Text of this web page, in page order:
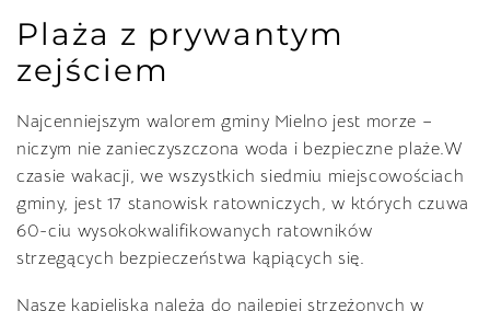
Plaża z prywantym
zejściem
Najcenniejszym walorem gminy Mielno jest morze –
niczym nie zanieczyszczona woda i bezpieczne plaże.W
czasie wakacji, we wszystkich siedmiu miejscowościach
gminy, jest 17 stanowisk ratowniczych, w których czuwa
60-ciu wysokokwalifikowanych ratowników
strzegących bezpieczeństwa kąpiących się.
Nasze kąpieliska należą do najlepiej strzeżonych w